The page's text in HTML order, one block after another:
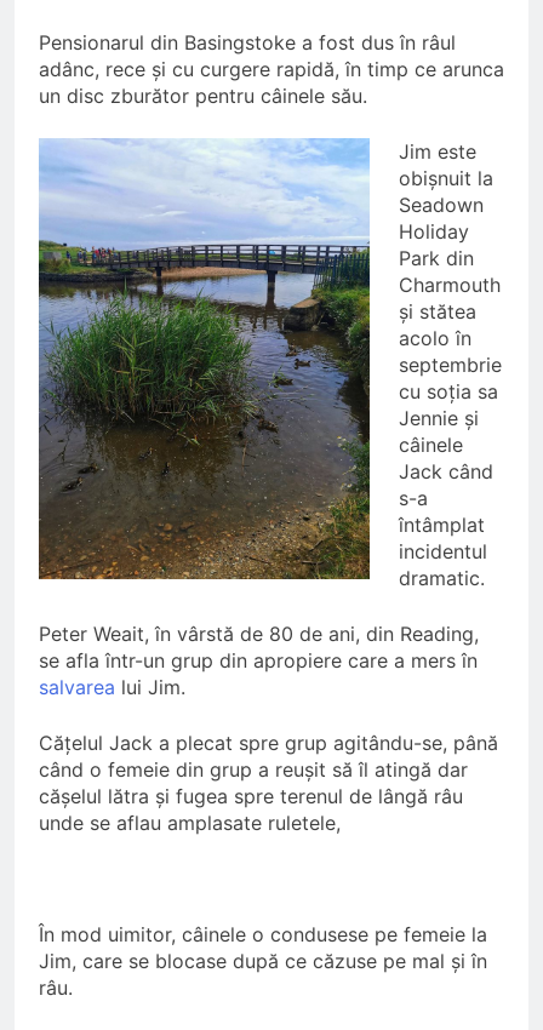
Pensionarul din Basingstoke a fost dus în râul
adânc, rece și cu curgere rapidă, în timp ce arunca
un disc zburător pentru câinele său.
Jim este
obișnuit la
Seadown
Holiday
Park din
Charmouth
și stătea
acolo în
septembrie
cu soția sa
Jennie și
câinele
Jack când
s-a
întâmplat
incidentul
dramatic.
Peter Weait, în vârstă de 80 de ani, din Reading,
se afla într-un grup din apropiere care a mers în
salvarea lui Jim.
Cățelul Jack a plecat spre grup agitându-se, până
când o femeie din grup a reușit să îl atingă dar
cășelul lătra și fugea spre terenul de lângă râu
unde se aflau amplasate ruletele,
În mod uimitor, câinele o condusese pe femeie la
Jim, care se blocase după ce căzuse pe mal și în
râu.